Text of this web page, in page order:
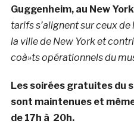
Guggenheim, au New
tarifs s’alignent sur ceux
la ville de New York et
coà»ts opérationnels du
Les soirées gratuites du
sont maintenues et
de 17h à 20h.